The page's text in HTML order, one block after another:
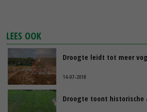
LEES OOK
Droogte leidt tot meer
14-07-2018
Droogte toont historische